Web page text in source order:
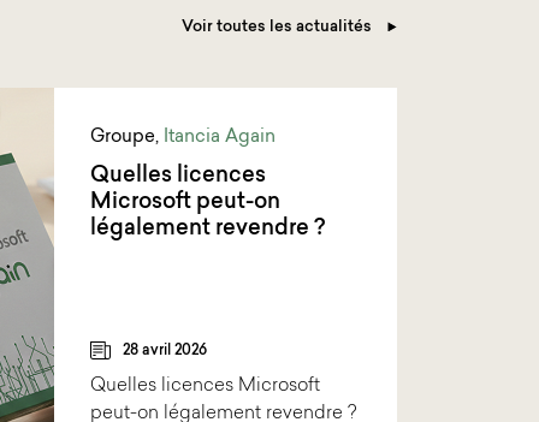
Voir toutes les actualités
Groupe, Itancia Again
Quelles licences
Microsoft peut-on
légalement revendre ?
28 avril 2026
Quelles licences Microsoft
peut-on légalement revendre ?